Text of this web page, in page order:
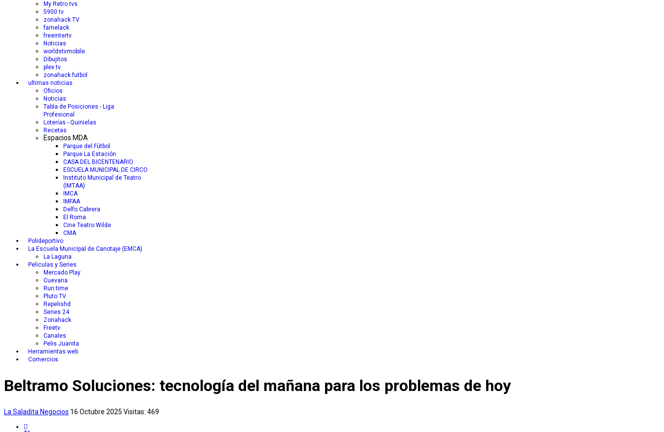
My Retro tvs
5900 tv
zonahack TV
famelack
freeintertv
Noticias
worldstvmobile
Dibujitos
plex tv
zonahack futbol
ultimas noticias
Oficios
Noticias
Tabla de Posiciones - Liga
Profesional
Loterías - Quinielas
Recetas
Espacios MDA
Parque del Fútbol
Parque La Estación
CASA DEL BICENTENARIO
ESCUELA MUNICIPAL DE CIRCO
Instituto Municipal de Teatro
(IMTAA)
IMCA
IMFAA
Delfo Cabrera
El Roma
Cine Teatro Wilde
CMA
Polideportivo
La Escuela Municipal de Canotaje (EMCA)
La Laguna
Peliculas y Series
Mercado Play
Cuevana
Run:time
Pluto TV
Repelishd
Series 24
Zonahack
Freetv
Canales
Pelis Juanita
Herramientas web
Comercios
Beltramo Soluciones: tecnología del mañana para los problemas de hoy
La Saladita Negocios 16 Octubre 2025 Visitas: 469